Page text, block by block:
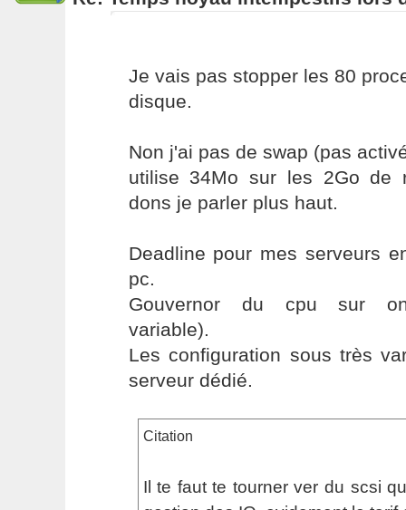
Je vais pas stopper les 80
disque.
Non j'ai pas de swap (pas
utilise 34Mo sur les 2Go de
dons je parler plus haut.
Deadline pour mes serveurs
pc.
Gouvernor du cpu sur
variable).
Les configuration sous très
serveur dédié.
Citation
Il te faut te tourner ver du scsi